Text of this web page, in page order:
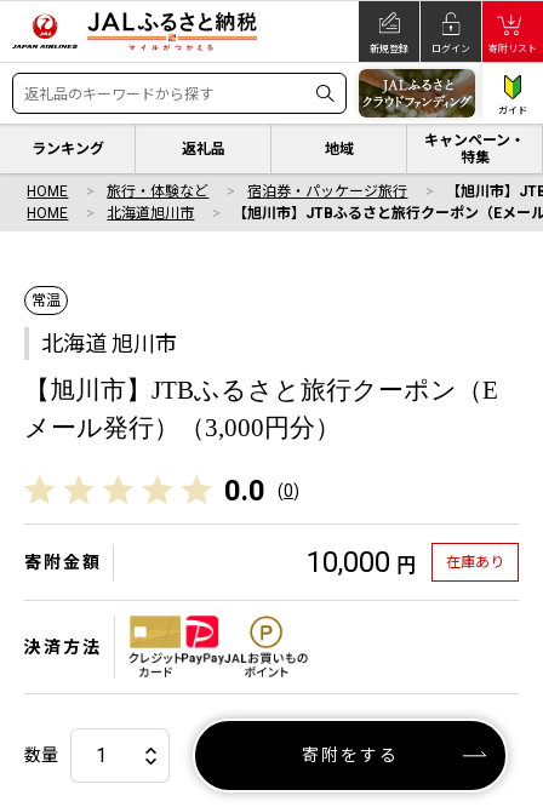
新規登録 ログイン 寄附リスト
ガイド
ランキング 返礼品 地域
キャンペーン・
特集
HOME 旅行・体験など 宿泊券・パッケージ旅行
【旭川市】
HOME
北海道旭川市 【旭川市】JTBふるさと旅行クーポン（Eメー
常温
北海道 旭川市
【旭川市】JTBふるさと旅行クーポン（E
メール発行）（3,000円分）
0.0 (0)
寄附金額 10,000 円 在庫あり
決済方法
数量 寄附をする